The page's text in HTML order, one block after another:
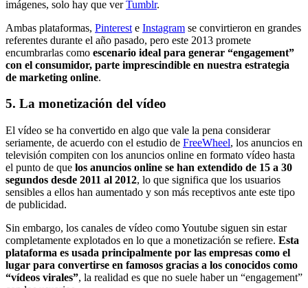
imágenes, solo hay que verTumblr.
Ambas plataformas, Pinterest e Instagram se convirtieron en grandes
referentes durante el año pasado, pero este 2013 promete
encumbrarlas como escenario ideal para generar “engagement”
con el consumidor, parte imprescindible en nuestra estrategia
de marketing online.
5. La monetización del vídeo
El vídeo se ha convertido en algo que vale la pena considerar
seriamente, de acuerdo con el estudio de FreeWheel, los anuncios en
televisión compiten con los anuncios online en formato vídeo hasta
el punto de que los anuncios online se han extendido de 15 a 30
segundos desde 2011 al 2012, lo que significa que los usuarios
sensibles a ellos han aumentado y son más receptivos ante este tipo
de publicidad.
Sin embargo, los canales de vídeo como Youtube siguen sin estar
completamente explotados en lo que a monetización se refiere. Esta
plataforma es usada principalmente por las empresas como el
lugar para convertirse en famosos gracias a los conocidos como
“vídeos virales”, la realidad es que no suele haber un “engagement”